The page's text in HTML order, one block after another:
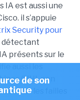
IA est aussi une
il s’appuie
Security pour
détectant
présents sur le
(NHI, non
les failles
de son